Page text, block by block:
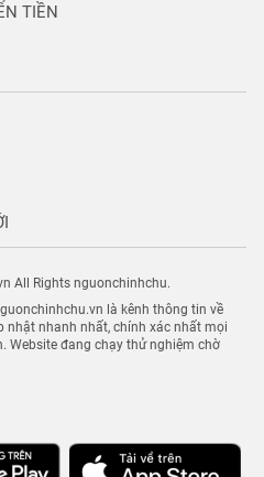
TIỀN
All Rights nguonchinhchu.
là kênh thông tin về
nhật nhanh nhất, chính xác nhất mọi
Website đang chạy thử nghiệm chờ